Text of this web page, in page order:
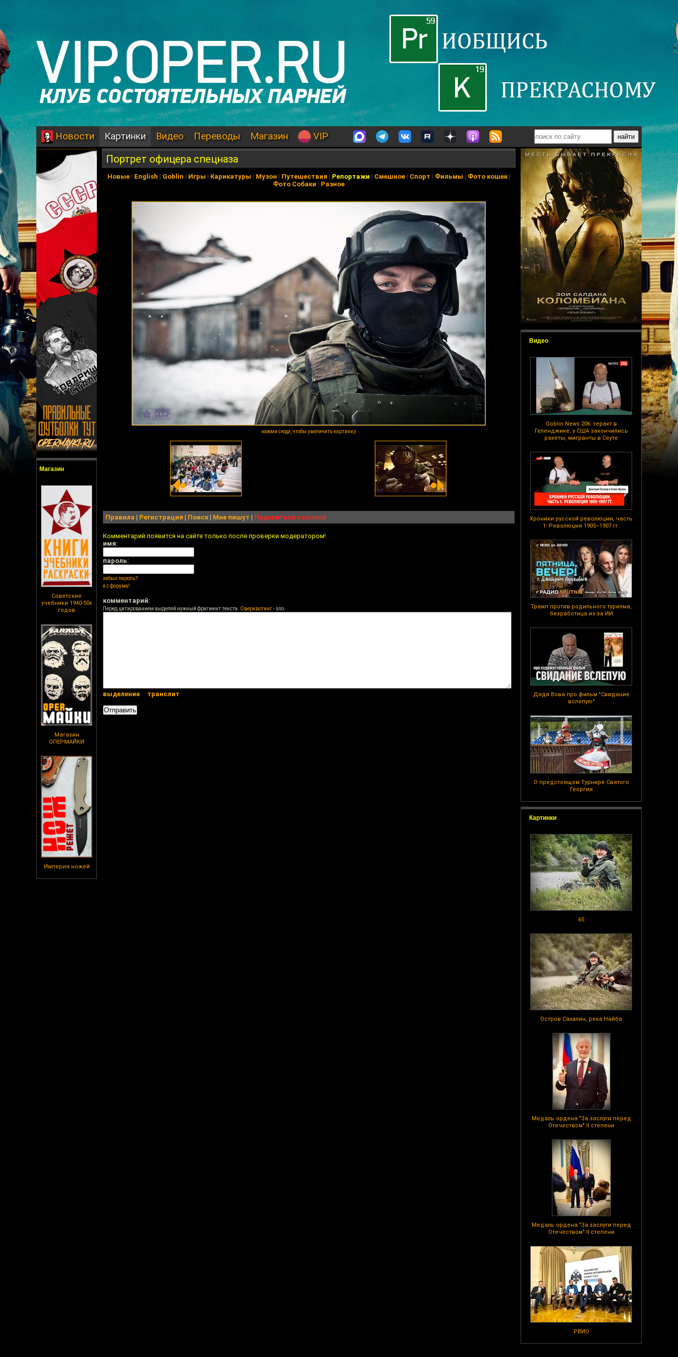
Новости Картинки Видео Переводы Магазин VIP
Магазин
Советские
учебники 1940-50х
годов
Магазин
ОПЕРМАЙКИ
Империя ножей
Видео
Goblin News 206: теракт в
Геленджике, у США закончились
ракеты, мигранты в Сеуте
Хроники русской революции, часть
1: Революция 1905–1907 гг.
Трамп против родильного туризма,
безработица из-за ИИ
Дядя Вова про фильм "Свидание
вслепую"
О предстоящем Турнире Святого
Георгия
Картинки
65
Остров Сахалин, река Найба
Медаль ордена "За заслуги перед
Отечеством" II степени
Медаль ордена "За заслуги перед
Отечеством" II степени
РВИО
Портрет офицера спецназа
Новые| English | Goblin | Игры | Карикатуры | Музон | Путешествия | Репортажи | Смешное| Спорт | Фильмы | Фото кошек|
Фото Собаки | Разное
нажми сюда, чтобы увеличить картинку
Правила | Регистрация | Поиск| Мне пишут | Поделиться ссылкой
Комментарий появится на сайте только после проверки модератором!
имя:
пароль:
забыл пароль?
я с форума!
комментарий:
Перед цитированием выделяй нужный фрагмент текста. Оверквотинг- зло.
выделение транслит